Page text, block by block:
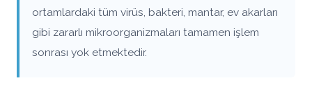
ortamlardaki tüm virüs, bakteri, mantar, ev akarları
gibi zararlı mikroorganizmaları tamamen işlem
sonrası yok etmektedir.